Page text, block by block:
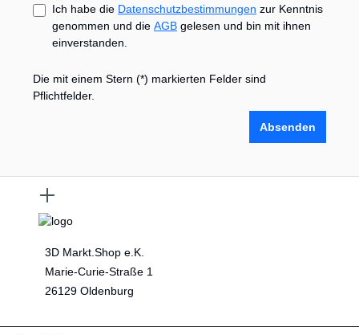
Ich habe die Datenschutzbestimmungen zur Kenntnis
genommen und die AGB gelesen und bin mit ihnen
einverstanden.
Die mit einem Stern (*) markierten Felder sind
Pflichtfelder.
Absenden
3D Markt.Shop e.K.
Marie-Curie-Straße 1
26129 Oldenburg